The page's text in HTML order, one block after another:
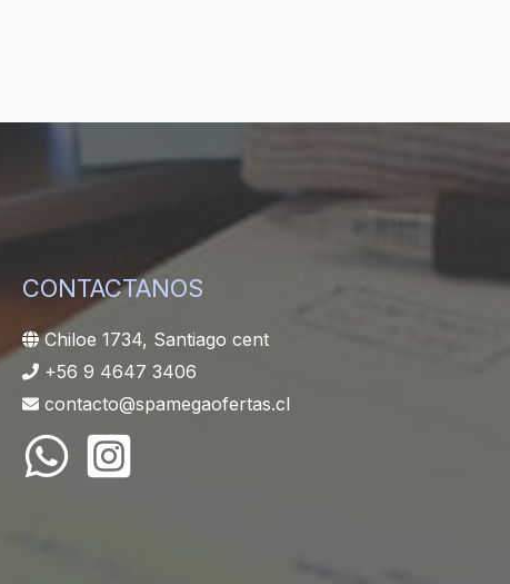
CONTACTANOS
Chiloe 1734, Santiago cent
+56 9 4647 3406
contacto@spamegaofertas.cl